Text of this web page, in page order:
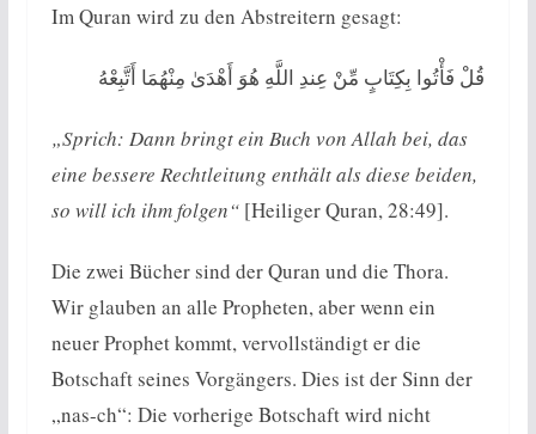
Im Quran wird zu den Abstreitern gesagt:
قُلْ فَأْتُوا بِكِتَابٍ مِّنْ عِندِ اللَّهِ هُوَ أَهْدَىٰ مِنْهُمَا أَتَّبِعْهُ
„Sprich: Dann bringt ein Buch von Allah bei, das
eine bessere Rechtleitung enthält als diese beiden,
so will ich ihm folgen“[Heiliger Quran, 28:49].
Die zwei Bücher sind der Quran und die Thora.
Wir glauben an alle Propheten, aber wenn ein
neuer Prophet kommt, vervollständigt er die
Botschaft seines Vorgängers. Dies ist der Sinn der
„nas-ch“: Die vorherige Botschaft wird nicht